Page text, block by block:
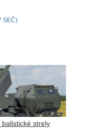
SEČ)
strely